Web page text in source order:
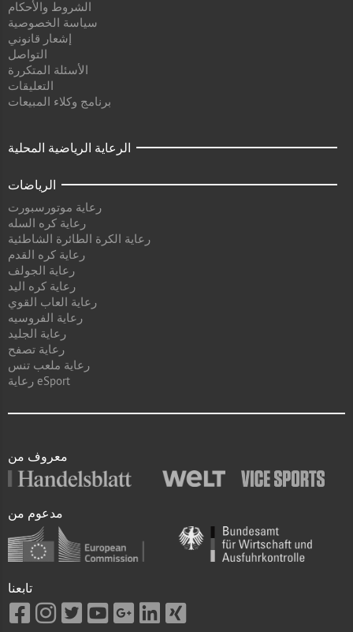
الشروط والأحكام
سياسة الخصوصية
إشعار قانوني
التواصل
الأسئلة المتكررة
التعليقات
برنامج وكلاء المبيعات
الرعاية الرياضية المحلية
الرياضات
رعاية موتورسبورت
رعاية كره السله
رعاية الكرة الطائرة الشاطئية
رعاية كره القدم
رعاية الجولف
رعاية كره اليد
رعاية العاب القوي
رعاية الفروسيه
رعاية الجليد
رعاية تصفح
رعاية ملعب تنس
رعاية eSport
معروف من
مدعوم من
تابعنا